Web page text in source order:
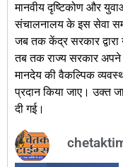
मानवीय दृष्टिकोण और
संचालनालय के इस सेवा
जब तक केंद्र सरकार द्वारा
तब तक राज्य सरकार
मानदेय की वैकल्पिक
प्रदान किया जाए। उक्त
दी गई।